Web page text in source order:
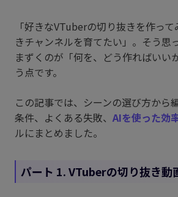
「好きなVTuberの切り抜きを作っ
きチャンネルを育てたい」。そう思
まずくのが「何を、どう作ればいい
う点です。
この記事では、シーンの選び方から
条件、よくある失敗、 AIを使った効
ルにまとめました。
パート 1. VTuberの切り抜き動